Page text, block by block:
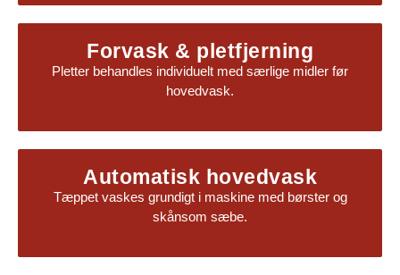
Forvask & pletfjerning
Pletter behandles individuelt med særlige midler før
hovedvask.
Automatisk hovedvask
Tæppet vaskes grundigt i maskine med børster og
skånsom sæbe.